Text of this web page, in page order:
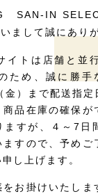
SAN-IN
まして誠にあり
イトは店舗と並
ため、誠に勝手
金）まで配送指定
品在庫の確保が
ますが、４～7日
すので、予めご
し上げます。
お掛けいたしま